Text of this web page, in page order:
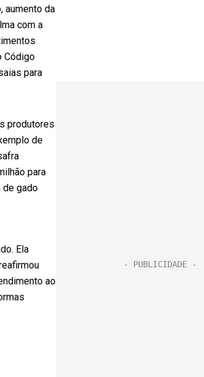
aumento da
com a
Código
para
produtores
de
para
de gado
Ela
ao